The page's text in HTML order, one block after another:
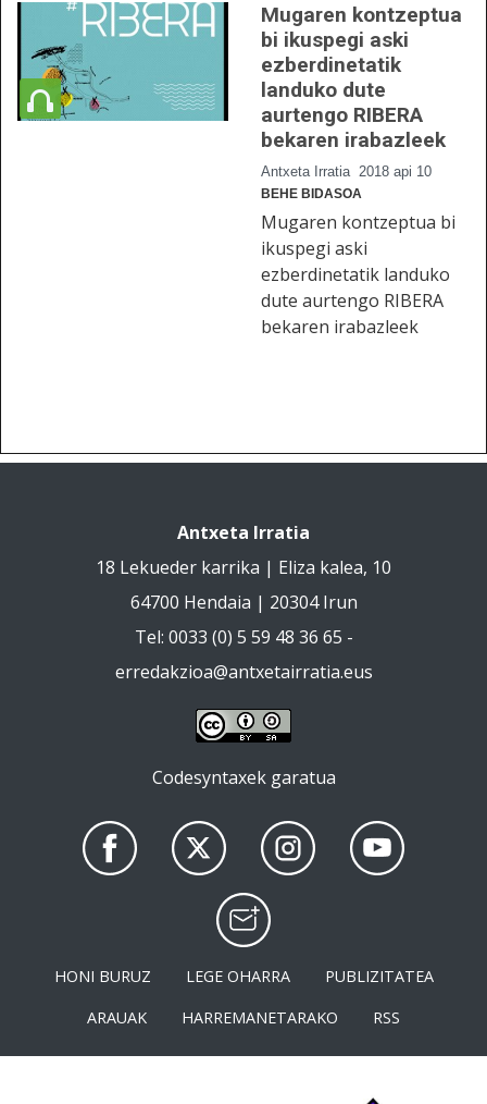
Mugaren kontzeptua
bi ikuspegi aski
ezberdinetatik
landuko dute
aurtengo RIBERA
bekaren irabazleek
Antxeta Irratia 2018 api 10
BEHE BIDASOA
Mugaren kontzeptua bi
ikuspegi aski
ezberdinetatik landuko
dute aurtengo RIBERA
bekaren irabazleek
Antxeta Irratia
18 Lekueder karrika | Eliza kalea, 10
64700 Hendaia | 20304 Irun
Tel: 0033 (0) 5 59 48 36 65 -
erredakzioa@antxetairratia.eus
Codesyntaxek garatua
HONI BURUZ LEGE OHARRA
PUBLIZITATEA
ARAUAK
HARREMANETARAKO RSS